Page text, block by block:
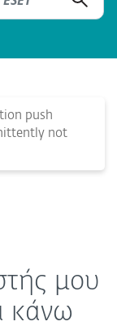
push
not
μου
κάνω